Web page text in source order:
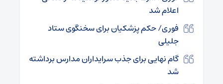
اعلام شد
فوری/ حکم پزشکیان برای سخنگوی ستاد
جلیلی
گام نهایی برای جذب سرایداران مدارس برداشته
شد